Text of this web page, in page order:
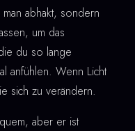
abhakt, sondern
um das
du so lange
anfühlen. Wenn Licht
sich zu verändern.
aber er ist